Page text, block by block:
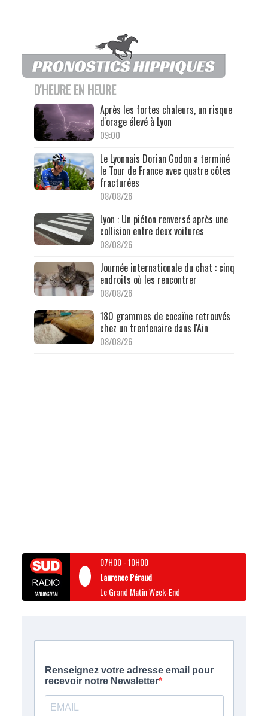
D'HEURE EN HEURE
Après les fortes chaleurs, un risque
d'orage élevé à Lyon
09:00
Le Lyonnais Dorian Godon a terminé
le Tour de France avec quatre côtes
fracturées
08/08/26
Lyon : Un piéton renversé après une
collision entre deux voitures
08/08/26
Journée internationale du chat : cinq
endroits où les rencontrer
08/08/26
180 grammes de cocaïne retrouvés
chez un trentenaire dans l'Ain
08/08/26
07H00-10H00
Laurence Péraud
Le Grand Matin Week-End